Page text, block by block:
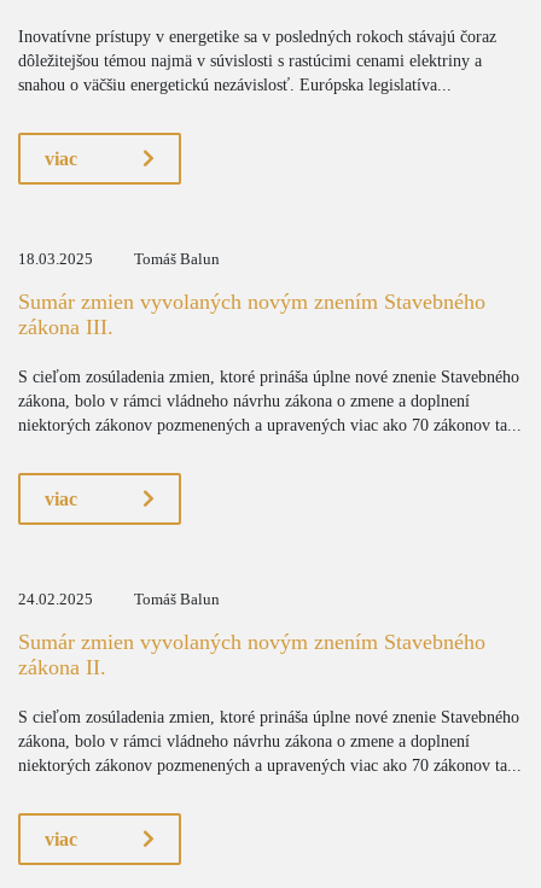
Inovatívne prístupy v energetike sa v posledných rokoch stávajú čoraz
dôležitejšou témou najmä v súvislosti s rastúcimi cenami elektriny a
snahou o väčšiu energetickú nezávislosť. Európska legislatíva...
viac
18.03.2025 Tomáš Balun
Sumár zmien vyvolaných novým znením Stavebného
zákona III.
S cieľom zosúladenia zmien, ktoré prináša úplne nové znenie Stavebného
zákona, bolo v rámci vládneho návrhu zákona o zmene a doplnení
niektorých zákonov pozmenených a upravených viac ako 70 zákonov ta...
viac
24.02.2025 Tomáš Balun
Sumár zmien vyvolaných novým znením Stavebného
zákona II.
S cieľom zosúladenia zmien, ktoré prináša úplne nové znenie Stavebného
zákona, bolo v rámci vládneho návrhu zákona o zmene a doplnení
niektorých zákonov pozmenených a upravených viac ako 70 zákonov ta...
viac